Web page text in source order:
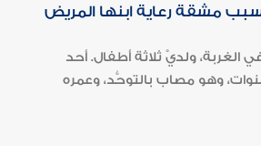
مشقة رعاية ابنها المريض
الغربة، ولديَّ ثلاثة أطفال. أحد
وهو مصاب بالتوحُّد، وعمره